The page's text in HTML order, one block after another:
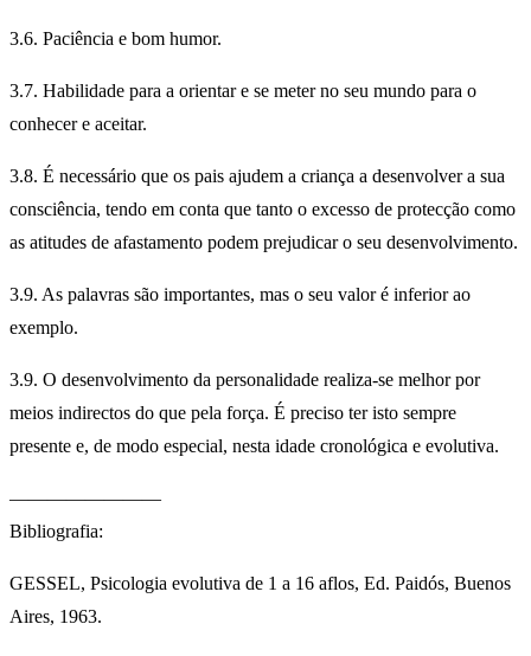
3.6. Paciência e bom humor.
3.7. Habilidade para a orientar e se meter no seu mundo para o
conhecer e aceitar.
3.8. É necessário que os pais ajudem a criança a desenvolver a sua
consciência, tendo em conta que tanto o excesso de protecção como
as atitudes de afastamento podem prejudicar o seu desenvolvimento.
3.9. As palavras são importantes, mas o seu valor é inferior ao
exemplo.
3.9. O desenvolvimento da personalidade realiza-se melhor por
meios indirectos do que pela força. É preciso ter isto sempre
presente e, de modo especial, nesta idade cronológica e evolutiva.
————————
Bibliografia:
GESSEL, Psicologia evolutiva de 1 a 16 aflos, Ed. Paidós, Buenos
Aires, 1963.